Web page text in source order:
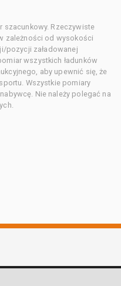
szacunkowy. Rzeczywiste
zależności od wysokości
pozycji załadowanej
wszystkich ładunków
aby upewnić się, że
Wszystkie pomiary
Nie należy polegać na